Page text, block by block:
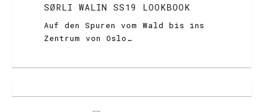
SØRLI WALIN SS19 LOOKBOOK
Auf den Spuren vom Wald bis ins
Zentrum von Oslo…